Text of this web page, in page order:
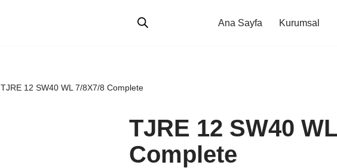
Ana Sayfa Kurumsal
TJRE 12 SW40 WL 7/8X7/8 Complete
TJRE 12 SW40
Complete